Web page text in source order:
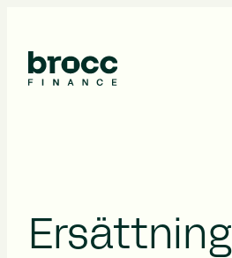
Ersättning